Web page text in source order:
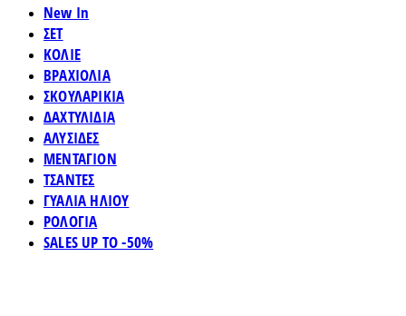
New In
ΣΕΤ
ΚΟΛΙΕ
ΒΡΑΧΙΟΛΙΑ
ΣΚΟΥΛΑΡΙΚΙΑ
ΔΑΧΤΥΛΙΔΙΑ
ΑΛΥΣΙΔΕΣ
ΜΕΝΤΑΓΙΟΝ
ΤΣΑΝΤΕΣ
ΓΥΑΛΙΑ ΗΛΙΟΥ
ΡΟΛΟΓΙΑ
SALES UP TO -50%